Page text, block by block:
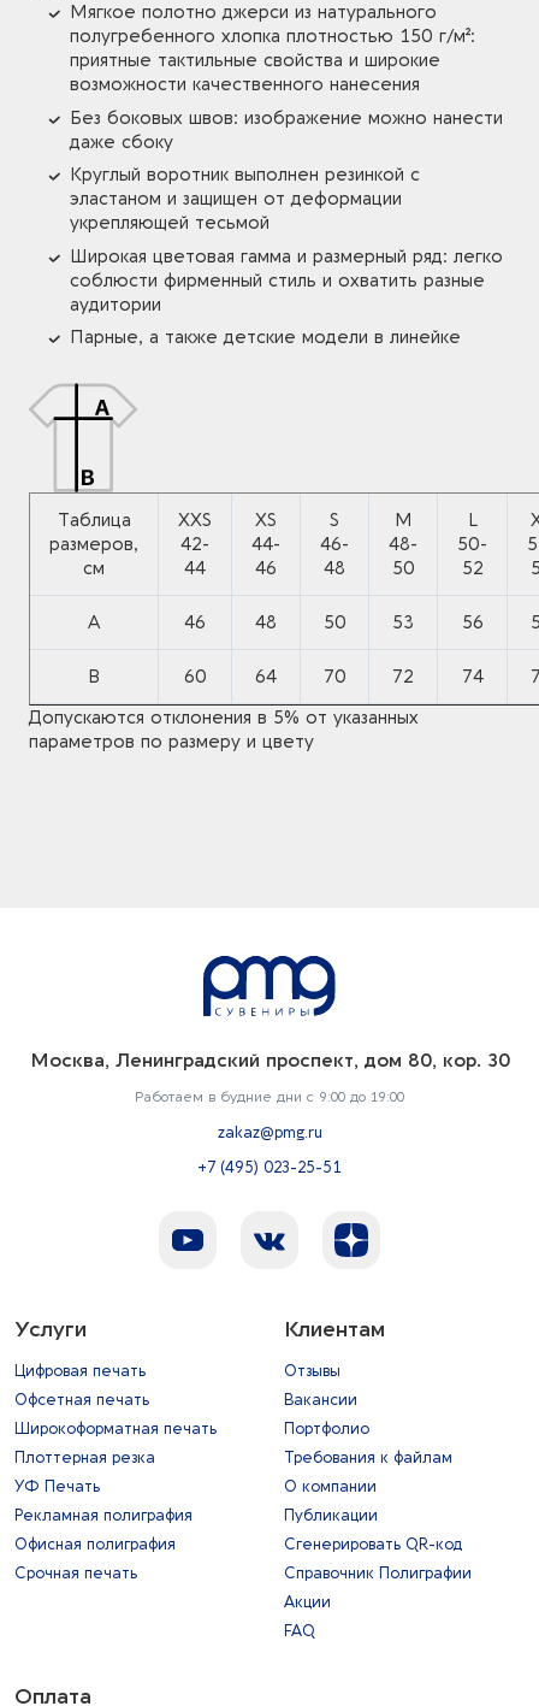
Мягкое полотно джерси из натурального
полугребенного хлопка плотностью 150 г/м²:
приятные тактильные свойства и широкие
возможности качественного нанесения
Без боковых швов: изображение можно нанести
даже сбоку
Круглый воротник выполнен резинкой с
эластаном и защищен от деформации
укрепляющей тесьмой
Широкая цветовая гамма и размерный ряд: легко
соблюсти фирменный стиль и охватить разные
аудитории
Парные, а также детские модели в линейке
Таблица
размеров,
см
XXS
42-
44
XS
44-
46
S
46-
48
M
48-
50
L
50-
52
A 46 48 50 53 56
B 60 64 70 72 74
Допускаются отклонения в 5% от указанных
параметров по размеру и цвету
Москва, Ленинградский проспект, дом 80, кор. 30
Работаем в будние дни с 9:00 до 19:00
zakaz@pmg.ru
+7 (495) 023-25-51
Услуги
Цифровая печать
Офсетная печать
Широкоформатная печать
Плоттерная резка
УФ Печать
Рекламная полиграфия
Офисная полиграфия
Срочная печать
Клиентам
Отзывы
Вакансии
Портфолио
Требования к файлам
О компании
Публикации
Сгенерировать QR-код
Справочник Полиграфии
Акции
FAQ
Оплата